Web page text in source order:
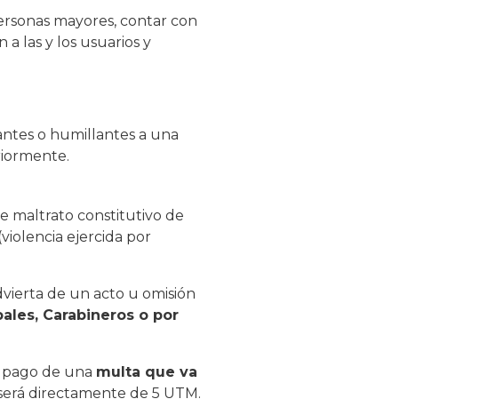
mayores, contar con
las y los usuarios y
o humillantes a una
maltrato constitutivo de
ejercida por
de un acto u omisión
Carabineros o por
de una multa que va
directamente de 5 UTM.